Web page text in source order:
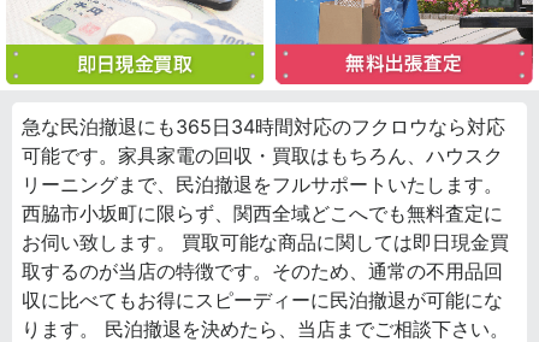
急な民泊撤退にも365日34時間対応のフクロウなら対応
可能です。家具家電の回収・買取はもちろん、ハウスク
リーニングまで、民泊撤退をフルサポートいたします。
西脇市小坂町に限らず、関西全域どこへでも無料査定に
お伺い致します。 買取可能な商品に関しては即日現金買
取するのが当店の特徴です。そのため、通常の不用品回
収に比べてもお得にスピーディーに民泊撤退が可能にな
ります。 民泊撤退を決めたら、当店までご相談下さい。